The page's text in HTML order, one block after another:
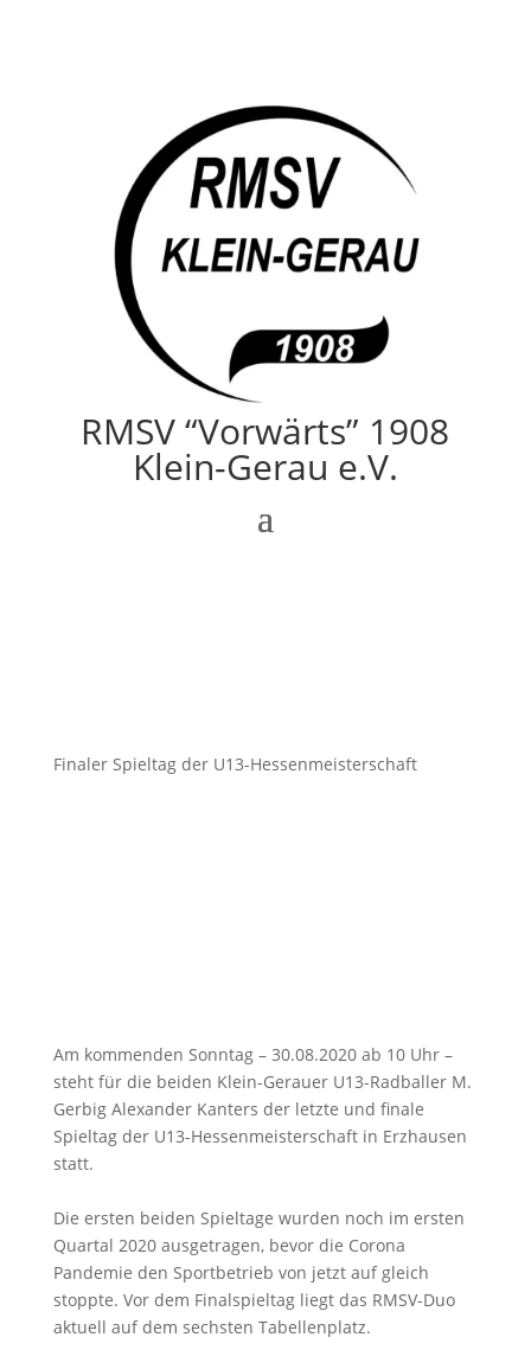
RMSV “Vorwärts” 1908
Klein-Gerau e.V.
Finaler Spieltag der U13-Hessenmeisterschaft
Am kommenden Sonntag – 30.08.2020 ab 10 Uhr –
steht für die beiden Klein-Gerauer U13-Radballer M.
Gerbig Alexander Kanters der letzte und finale
Spieltag der U13-Hessenmeisterschaft in Erzhausen
statt.
Die ersten beiden Spieltage wurden noch im ersten
Quartal 2020 ausgetragen, bevor die Corona
Pandemie den Sportbetrieb von jetzt auf gleich
stoppte. Vor dem Finalspieltag liegt das RMSV-Duo
aktuell auf dem sechsten Tabellenplatz.